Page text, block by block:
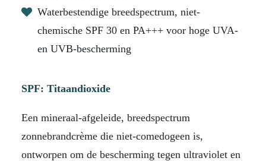
Waterbestendige breedspectrum, niet-
chemische SPF 30 en PA+++ voor hoge UVA-
en UVB-bescherming
SPF: Titaandioxide
Een mineraal-afgeleide, breedspectrum
zonnebrandcrème die niet-comedogeen is,
ontworpen om de bescherming tegen ultraviolet en